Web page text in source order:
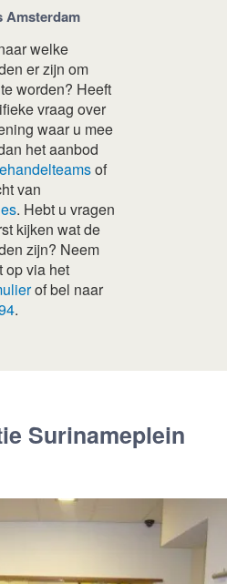
Amsterdam
welke
er zijn om
worden? Heeft
vraag over
waar u mee
het aanbod
of
van
. Hebt u vragen
kijken wat de
zijn? Neem
op via het
of bel naar
.
Surinameplein